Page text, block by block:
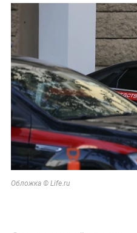
Обложка © Life.ru